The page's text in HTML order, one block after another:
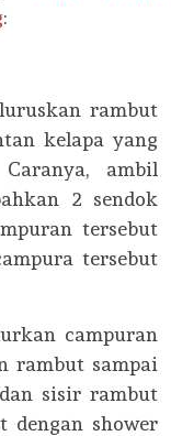
:
rambut
kelapa yang
ambil
2 sendok
tersebut
tersebut
campuran
rambut sampai
sisir rambut
dengan shower